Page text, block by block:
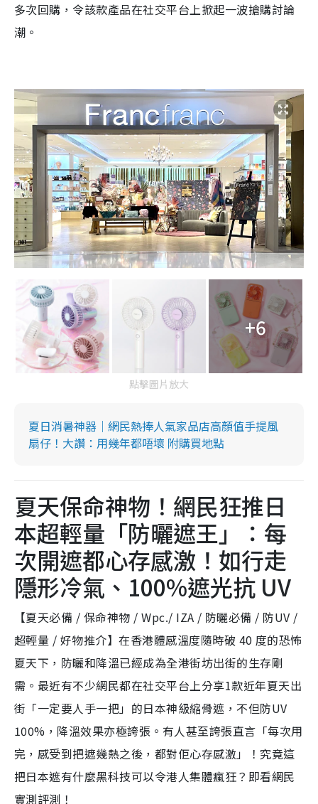
多次回購，令該款產品在社交平台上掀起一波搶購討論
潮。
+6
點擊圖片放大
夏日消暑神器｜網民熱捧人氣家品店高顏值手提風
扇仔！大讚：用幾年都唔壞 附購買地點
夏天保命神物！網民狂推日
本超輕量「防曬遮王」：每
次開遮都心存感激！如行走
隱形冷氣、100%遮光抗 UV
【夏天必備 / 保命神物 / Wpc./ IZA / 防曬必備 / 防UV /
超輕量 / 好物推介】在香港體感溫度隨時破 40 度的恐怖
夏天下，防曬和降溫已經成為全港街坊出街的生存剛
需。最近有不少網民都在社交平台上分享1款近年夏天出
街「一定要人手一把」的日本神級縮骨遮，不但防UV
100%，降溫效果亦極誇張。有人甚至誇張直言「每次用
完，感受到把遮幾熱之後，都對佢心存感激」！究竟這
把日本遮有什麼黑科技可以令港人集體瘋狂？即看網民
實測評測！